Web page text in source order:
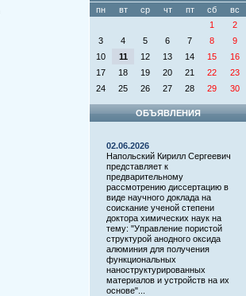
пн вт ср чт пт сб
вс
1
2
3
4 5 6 7 8
9
10
11 12 13 14 15
16
17
18 19 20 21 22
23
24
25 26 27 28 29 30
ОБЪЯВЛЕНИЯ
02.06.2026
Напольский Кирилл Сергеевич
представляет к
предварительному
рассмотрению диссертацию в
виде научного доклада на
соискание ученой степени
доктора химических наук на
тему: "Управление пористой
структурой анодного оксида
алюминия для получения
функциональных
наноструктурированных
материалов и устройств на их
основе"...